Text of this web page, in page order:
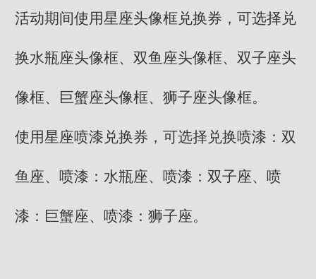
活动期间使用星座头像框兑换券，可选择兑
换水瓶座头像框、双鱼座头像框、双子座头
像框、巨蟹座头像框、狮子座头像框。
使用星座喷漆兑换券，可选择兑换喷漆：双
鱼座、喷漆：水瓶座、喷漆：双子座、喷
漆：巨蟹座、喷漆：狮子座。